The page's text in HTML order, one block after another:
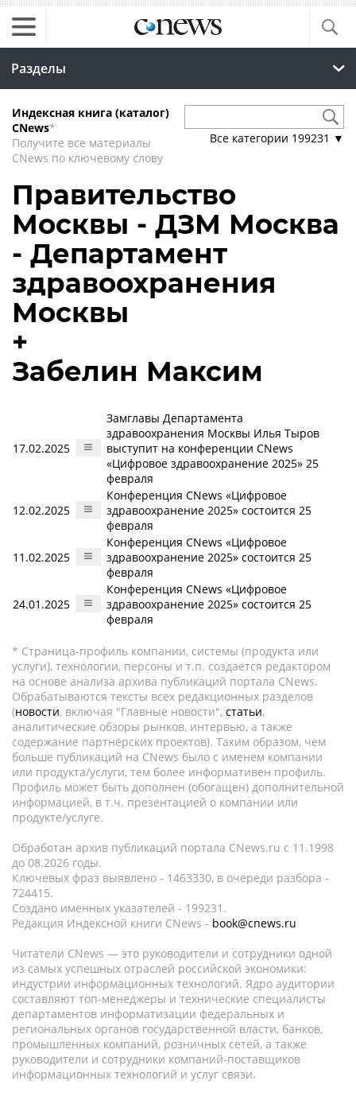
Разделы
Индексная книга (каталог)
CNews*
Получите все материалы
CNews по ключевому слову
Все категории 199231 ▼
Правительство
Москвы - ДЗМ Москва
- Департамент
здравоохранения
Москвы
+
Забелин Максим
17.02.2025
Замглавы Департамента
здравоохранения Москвы Илья Тыров
выступит на конференции CNews
«Цифровое здравоохранение 2025» 25
февраля
12.02.2025
Конференция CNews «Цифровое
здравоохранение 2025» состоится 25
февраля
11.02.2025
Конференция CNews «Цифровое
здравоохранение 2025» состоится 25
февраля
24.01.2025
Конференция CNews «Цифровое
здравоохранение 2025» состоится 25
февраля
* Страница-профиль компании, системы (продукта или
услуги), технологии, персоны и т.п. создается редактором
на основе анализа архива публикаций портала CNews.
Обрабатываются тексты всех редакционных разделов
(новости, включая "Главные новости", статьи,
аналитические обзоры рынков, интервью, а также
содержание партнёрских проектов). Таким образом, чем
больше публикаций на CNews было с именем компании
или продукта/услуги, тем более информативен профиль.
Профиль может быть дополнен (обогащен) дополнительной
информацией, в т.ч. презентацией о компании или
продукте/услуге.
Обработан архив публикаций портала CNews.ru c 11.1998
до 08.2026 годы.
Ключевых фраз выявлено - 1463330, в очереди разбора -
724415.
Создано именных указателей - 199231.
Редакция Индексной книги CNews - book@cnews.ru
Читатели CNews — это руководители и сотрудники одной
из самых успешных отраслей российской экономики:
индустрии информационных технологий. Ядро аудитории
составляют топ-менеджеры и технические специалисты
департаментов информатизации федеральных и
региональных органов государственной власти, банков,
промышленных компаний, розничных сетей, а также
руководители и сотрудники компаний-поставщиков
информационных технологий и услуг связи.